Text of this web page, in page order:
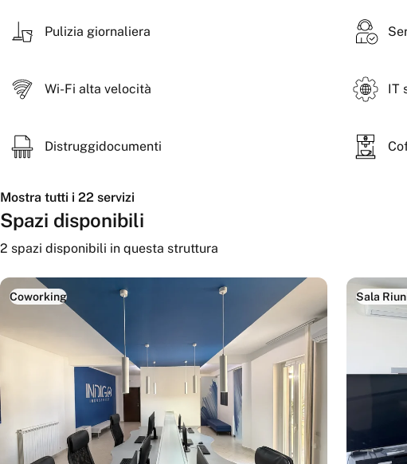
ideali per call, workshop e attività collaborative.
spazio professionale ma stimolante, con un’identità contemporanea
Pulizia giornaliera
Wi-Fi alta velocità IT
Distruggidocumenti
Mostra tutti i 22 servizi
Spazi disponibili
2 spazi disponibili in questa struttura
Coworking Sala